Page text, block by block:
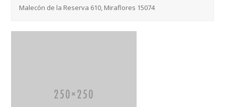
Malecón de la Reserva 610, Miraflores 15074